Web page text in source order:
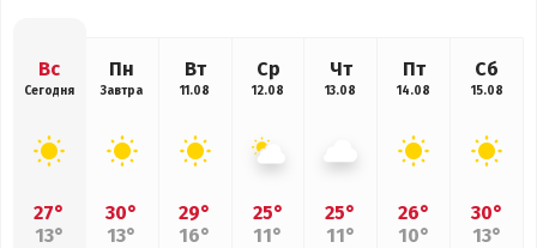
Вс
Сегодня
27°
13°
Пн
Завтра
30°
13°
Вт
11.08
29°
16°
Ср
12.08
25°
11°
Чт
13.08
25°
11°
Пт
14.08
26°
10°
Сб
15.08
30°
13°